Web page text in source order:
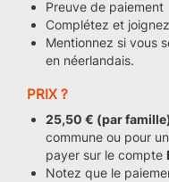
Preuve de paiement
Complétez et
Mentionnez si vous
en néerlandais.
PRIX ?
25,50 € (par
commune ou pour
payer sur le compte
Notez que le